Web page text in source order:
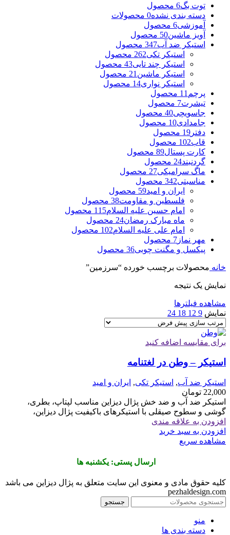
توت بگ6 محصول
دسته بندی نشده0 محصولات
آموزشی6 محصول
آویز ماشین50 محصول
استیکر ضد آب347 محصول
استیکر تکی262 محصول
استیکر چند تایی43 محصول
استیکر ماشین 21 محصول
استیکر نواری14 محصول
پرچم 11 محصول
تیشرت7 محصول
جاسویچی40 محصول
جامدادی10 محصول
دفتر 19 محصول
قاب102 محصول
کارت پستال89 محصول
گردنبند24 محصول
ماگ سرامیکی27 محصول
مناسبتی342 محصول
ایران و امید59 محصول
فلسطین و مقاومت38 محصول
امام حسین علیه السلام115 محصول
ماه مبارک رمضان24 محصول
امام علی علیه السلام102 محصول
مهر نماز 7 محصول
پیکسل و مگنت چوبی36 محصول
خانه محصولات برچسب خورده “سرزمین”
نمایش یک نتیجه
مشاهده فیلترها
نمایش 9
12
18
24
برای مقایسه اضافه کنید
استیکر – وطن در لغتنامه
استیکر ضد آب, استیکر تکی, ایران و امید
22,000 تومان
استیکر ضد آب و ضد خش پژال دیزاین مناسب لپتاپ، بطری،
گوشی و سطوح صیقلی با استیکرهای باکیفیت پژال دیزاین،
افزودن به علاقه مندی
افزودن به سبد خرید
مشاهده سریع
ارسال پستی: یکشنبه ها
کلیه حقوق مادی و معنوی این سایت متعلق به پژال دیزاین می باشد
pezhaldesign.com
جستجو
منو
دسته بندی ها